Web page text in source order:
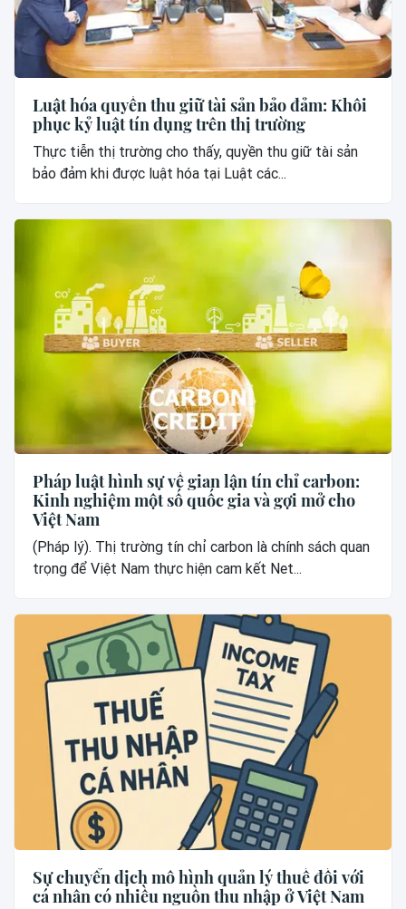
Luật hóa quyền thu giữ tài sản bảo đảm: Khôi
phục kỷ luật tín dụng trên thị trường
Thực tiễn thị trường cho thấy, quyền thu giữ tài sản
bảo đảm khi được luật hóa tại Luật các...
Pháp luật hình sự về gian lận tín chỉ carbon:
Kinh nghiệm một số quốc gia và gợi mở cho
Việt Nam
(Pháp lý). Thị trường tín chỉ carbon là chính sách quan
trọng để Việt Nam thực hiện cam kết Net...
Sự chuyển dịch mô hình quản lý thuế đối với
cá nhân có nhiều nguồn thu nhập ở Việt Nam